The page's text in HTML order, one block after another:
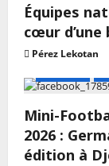
Équipes
cœur
Pérez Lekotan
Mini-
2026 :
édition à